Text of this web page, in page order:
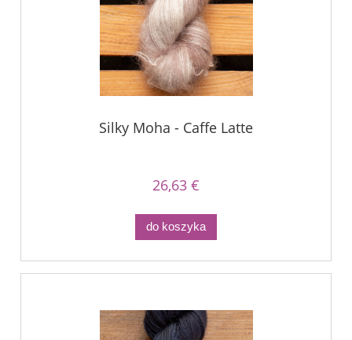
Silky Moha - Caffe Latte
26,63 €
do koszyka